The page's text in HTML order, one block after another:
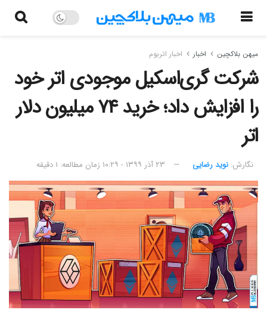
میهن بلاکچین اخبار اخبار اتریوم
شرکت گری‌اسکیل موجودی اتر خود
را افزایش داد؛ خرید ۷۴ میلیون دلار
اتر
نگارش:‌ نوید رضایی ۲۳ آذر ۱۳۹۹ - ۱۰:۲۹ زمان مطالعه: ۱ دقیقه